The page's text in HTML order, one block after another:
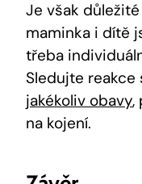
Je však
maminka i dítě
třeba
Sledujte
jakékoliv obavy,
na kojení.